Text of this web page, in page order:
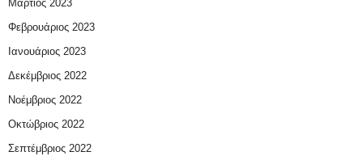
Μάρτιος 2023
Φεβρουάριος 2023
Ιανουάριος 2023
Δεκέμβριος 2022
Νοέμβριος 2022
Οκτώβριος 2022
Σεπτέμβριος 2022